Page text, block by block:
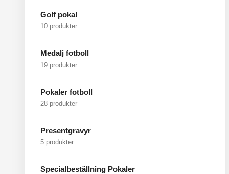
Golf pokal
10 produkter
Medalj fotboll
19 produkter
Pokaler fotboll
28 produkter
Presentgravyr
5 produkter
Specialbeställning Pokaler